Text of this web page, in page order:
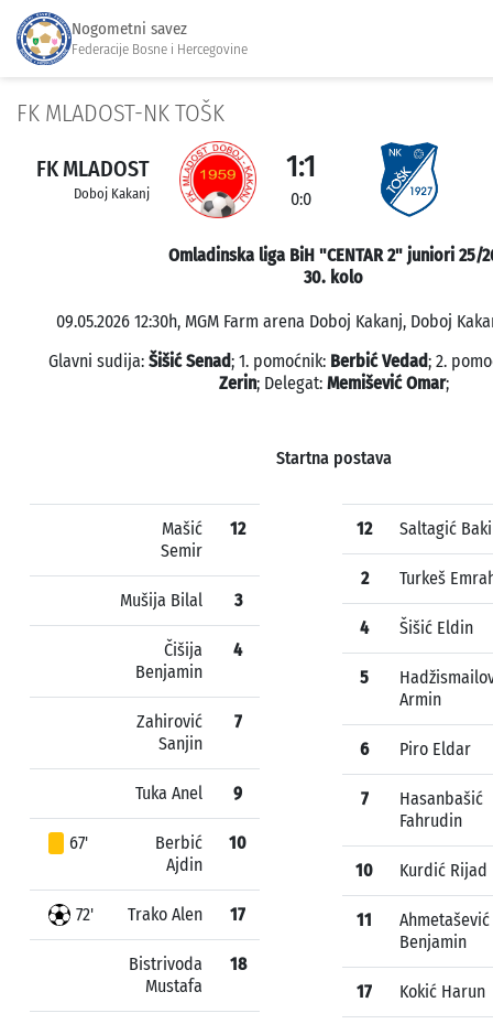
Nogometni savez
Federacije Bosne i Hercegovine
FK MLADOST-NK TOŠK
FK MLADOST
Doboj Kakanj
1:1
0:0
Omladinska liga BiH "CENTAR 2" juniori 25/
30. kolo
09.05.2026 12:30h, MGM Farm arena Doboj Kakanj, Doboj
Glavni sudija: Šišić Senad; 1. pomoćnik: Berbić Vedad; 2.
Zerin; Delegat: Memišević Omar;
Startna postava
Mašić
Semir
12
Mušija Bilal 3
Čišija
Benjamin
4
Zahirović
Sanjin
7
Tuka Anel 9
67'
Berbić
Ajdin
10
72' Trako Alen 17
Bistrivoda
Mustafa
18
12 Saltagić
2 Turkeš
4 Šišić Eldin
5
Armin
6 Piro Eldar
7
Hasanbašić
Fahrudin
10 Kurdić Rijad
11
Ahmetašević
Benjamin
17 Kokić Harun